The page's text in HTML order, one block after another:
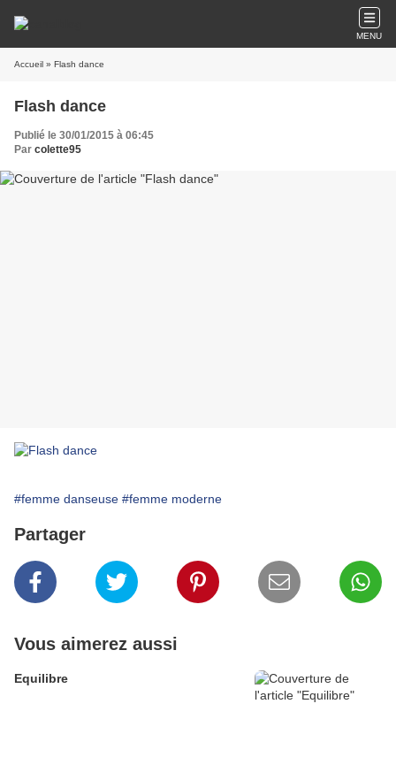
MENU
Accueil » Flash dance
Flash dance
Publié le 30/01/2015 à 06:45
Par colette95
#femme danseuse #femme moderne
Partager
Vous aimerez aussi
Equilibre